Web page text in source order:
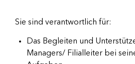
Sie sind verantwortlich für:
Das Begleiten und
Managers/ Filialleiter bei